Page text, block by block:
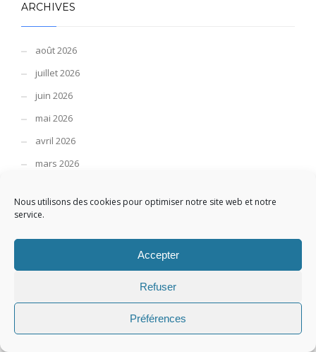
Nous utilisons des cookies pour optimiser notre site web et notre
service.
Accepter
Refuser
Préférences
ARCHIVES
août 2026
juillet 2026
juin 2026
mai 2026
avril 2026
mars 2026
janvier 2026